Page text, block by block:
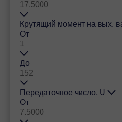
Крутящий момент на вых.
От
До
Передаточное число, U
От